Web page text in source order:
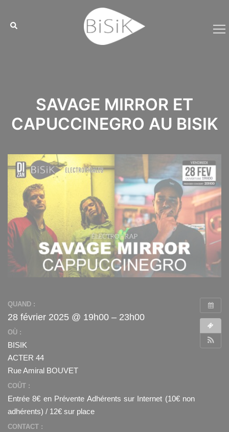
SAVAGE MIRROR ET
CAPUCCINEGRO AU BISIK
QUAND :
28 février 2025 @ 19h00 – 23h00
OÙ :
BISIK
ACTER 44
Rue Amiral BOUVET
COÛT :
Entrée 8€ en Prévente Adhérents sur Internet (10€ non
adhérents) / 12€ sur place
CONTACT :
Cookies management panel